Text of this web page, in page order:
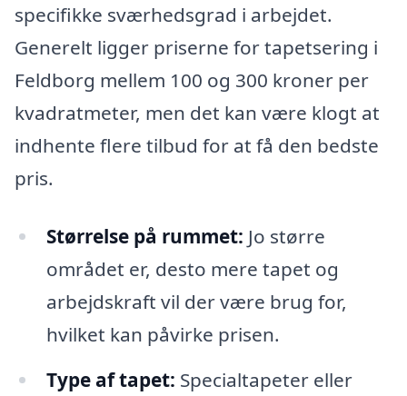
specifikke sværhedsgrad i arbejdet.
Generelt ligger priserne for tapetsering i
Feldborg mellem 100 og 300 kroner per
kvadratmeter, men det kan være klogt at
indhente flere tilbud for at få den bedste
pris.
Størrelse på rummet: Jo større
området er, desto mere tapet og
arbejdskraft vil der være brug for,
hvilket kan påvirke prisen.
Type af tapet: Specialtapeter eller